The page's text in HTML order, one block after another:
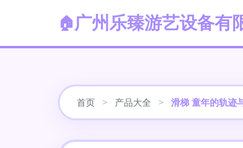
广州乐臻游艺设备有
首页 > 产品大全 > 滑梯 童年的轨迹